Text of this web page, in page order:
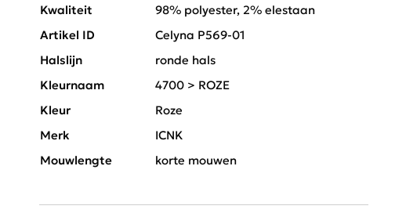
Kwaliteit
98% polyester, 2% elestaan
Artikel ID
Celyna P569-01
Halslijn
ronde hals
Kleurnaam
4700 > ROZE
Kleur
Roze
Merk
ICNK
Mouwlengte
korte mouwen